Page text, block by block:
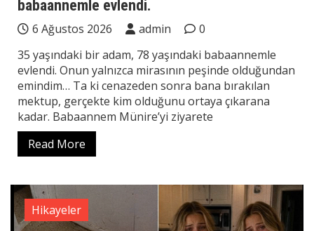
babaannemle evlendi.
6 Ağustos 2026 admin
0
35 yaşındaki bir adam, 78 yaşındaki babaannemle
evlendi. Onun yalnızca mirasının peşinde olduğundan
emindim… Ta ki cenazeden sonra bana bırakılan
mektup, gerçekte kim olduğunu ortaya çıkarana
kadar. Babaannem Münire’yi ziyarete
Read More
Hikayeler